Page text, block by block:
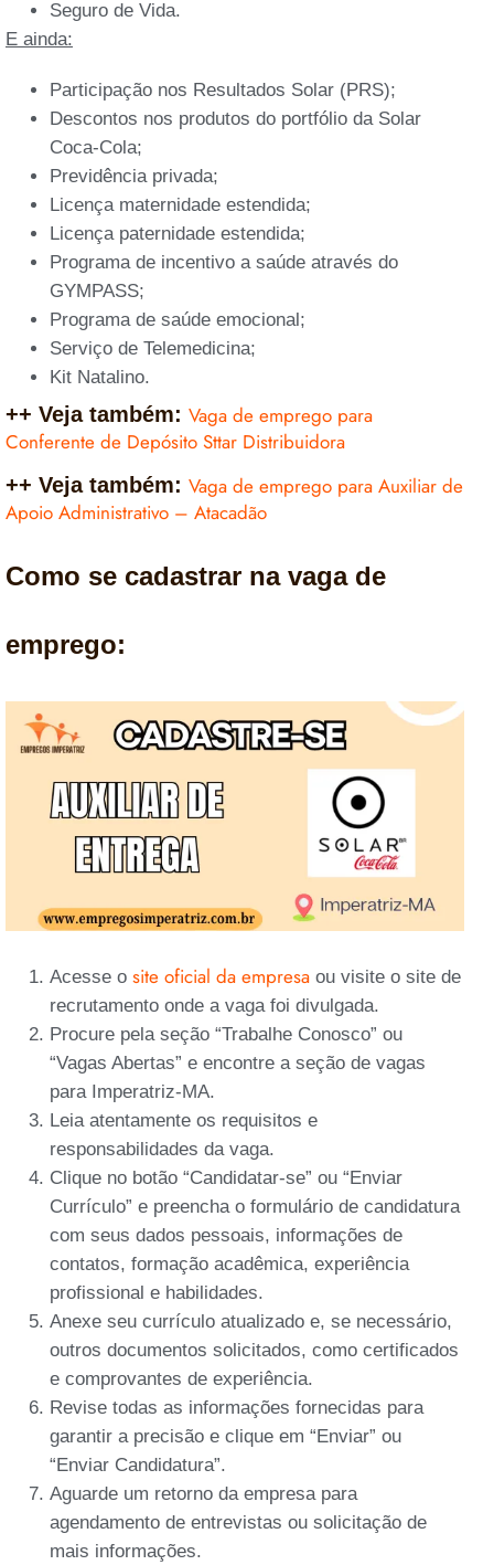
Seguro de Vida.
E ainda:
Participação nos Resultados Solar (PRS);
Descontos nos produtos do portfólio da Solar
Coca-Cola;
Previdência privada;
Licença maternidade estendida;
Licença paternidade estendida;
Programa de incentivo a saúde através do
GYMPASS;
Programa de saúde emocional;
Serviço de Telemedicina;
Kit Natalino.
++ Veja também: Vaga de emprego para
Conferente de Depósito Sttar Distribuidora
++ Veja também: Vaga de emprego para Auxiliar de
Apoio Administrativo – Atacadão
Como se cadastrar na vaga de
emprego:
Acesse o site oficial da empresa ou visite o site de
recrutamento onde a vaga foi divulgada.
Procure pela seção “Trabalhe Conosco” ou
“Vagas Abertas” e encontre a seção de vagas
para Imperatriz-MA.
Leia atentamente os requisitos e
responsabilidades da vaga.
Clique no botão “Candidatar-se” ou “Enviar
Currículo” e preencha o formulário de candidatura
com seus dados pessoais, informações de
contatos, formação acadêmica, experiência
profissional e habilidades.
Anexe seu currículo atualizado e, se necessário,
outros documentos solicitados, como certificados
e comprovantes de experiência.
Revise todas as informações fornecidas para
garantir a precisão e clique em “Enviar” ou
“Enviar Candidatura”.
Aguarde um retorno da empresa para
agendamento de entrevistas ou solicitação de
mais informações.